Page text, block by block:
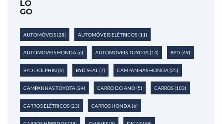
AUTOMÓVEIS(28) AUTOMÓVEIS ELÉTRICOS(11)
AUTOMÓVEIS HONDA(6) AUTOMÓVEIS TOYOTA(14) BYD (49)
BYD DOLPHIN (6) BYD SEAL (7) CAMPANHAS HONDA(25)
CAMPANHAS TOYOTA(24) CARRO DO ANO(5) CARROS(103)
CARROS ELÉTRICOS(23) CARROS HONDA(6)